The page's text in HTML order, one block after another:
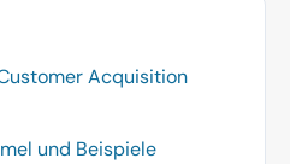
Acquisition
und Beispiele